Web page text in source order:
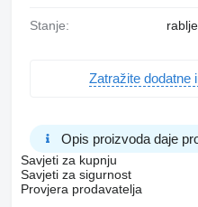
Stanje:
Zatražite dodatne
Opis proizvoda daje
Savjeti za kupnju
Savjeti za sigurnost
Provjera prodavatelja